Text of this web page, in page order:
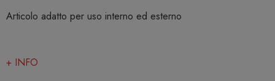
Articolo adatto per uso interno ed esterno
+ INFO